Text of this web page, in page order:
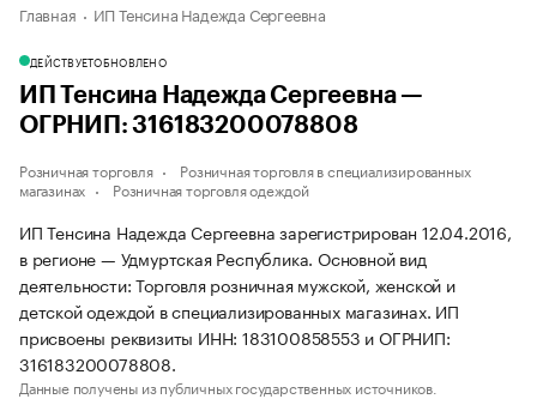
Главная ИП Тенсина Надежда Сергеевна
ДЕЙСТВУЕТОБНОВЛЕНО
ИП Тенсина Надежда Сергеевна —
ОГРНИП: 316183200078808
Розничная торговля
Розничная торговля в специализированных
магазинах
Розничная торговля одеждой
ИП Тенсина Надежда Сергеевна зарегистрирован 12.04.2016,
в регионе — Удмуртская Республика. Основной вид
деятельности: Торговля розничная мужской, женской и
детской одеждой в специализированных магазинах. ИП
присвоены реквизиты ИНН: 183100858553 и ОГРНИП:
316183200078808.
Данные получены из публичных государственных источников.